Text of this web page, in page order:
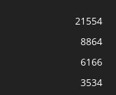
21554
8864
6166
3534